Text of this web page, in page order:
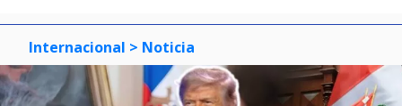
Internacional > Noticia